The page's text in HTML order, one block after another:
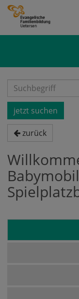
zurück